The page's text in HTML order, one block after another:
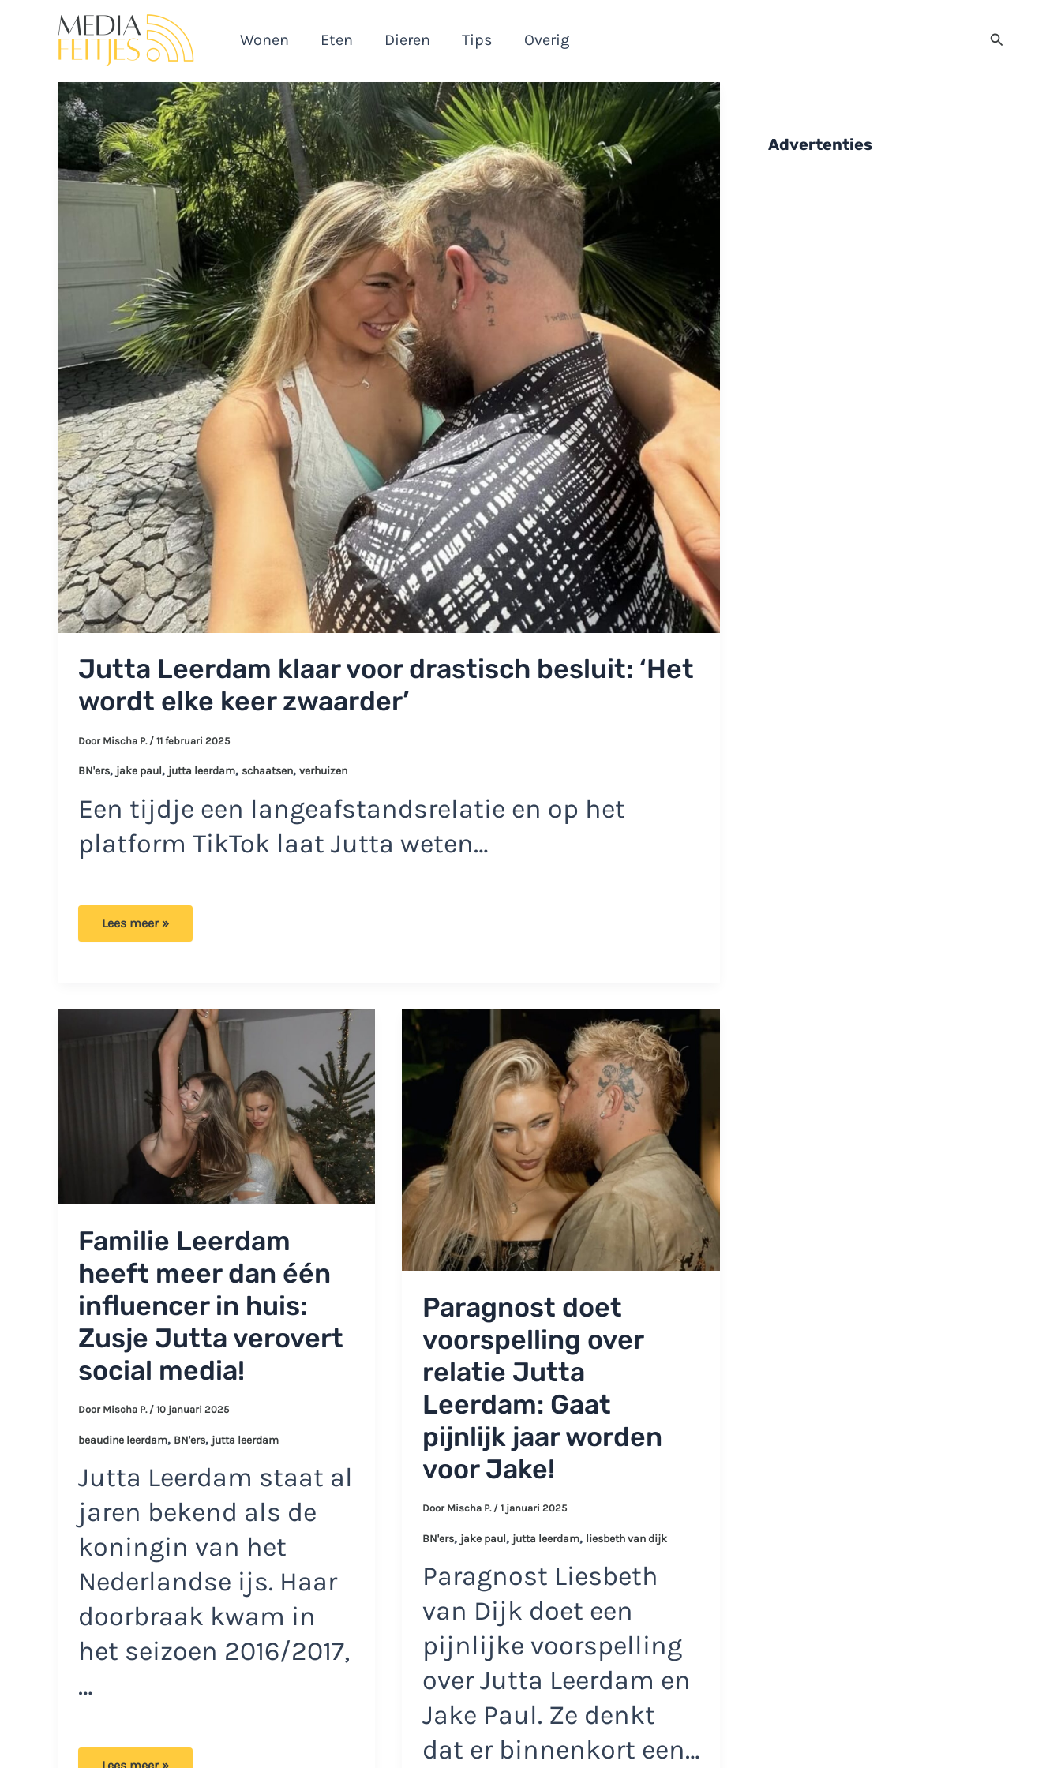
Wonen Eten Dieren Tips Overig Zoeken
Jutta Leerdam klaar voor drastisch besluit: ‘Het
wordt elke keer zwaarder’
Door Mischa P. / 11 februari 2025
BN'ers, jake paul, jutta leerdam, schaatsen, verhuizen
Een tijdje een langeafstandsrelatie en op het
platform TikTok laat Jutta weten…
Jutta
wordt
keer
zwaarder’
Lees meer »
Familie Leerdam
heeft meer dan één
influencer in huis:
Zusje Jutta verovert
social media!
Door Mischa P. / 10 januari 2025
beaudine leerdam, BN'ers, jutta leerdam
Jutta Leerdam staat al
jaren bekend als de
koningin van het
Nederlandse ijs. Haar
doorbraak kwam in
het seizoen 2016/2017,
…
Familie
Paragnost doet
voorspelling over
relatie Jutta
Leerdam: Gaat
pijnlijk jaar worden
voor Jake!
Door Mischa P. / 1 januari 2025
BN'ers, jake paul, jutta leerdam, liesbeth van dijk
Paragnost Liesbeth
van Dijk doet een
pijnlijke voorspelling
over Jutta Leerdam en
Jake Paul. Ze denkt
dat er binnenkort een…
Advertenties